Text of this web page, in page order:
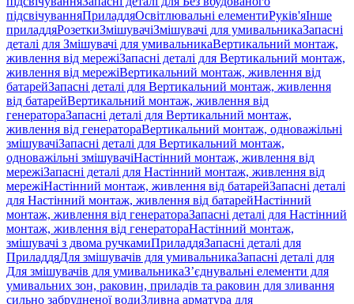
підсвічуванняПриладдяОсвітлювальні елементиРуків'яІнше
приладдяРозеткиЗмішувачіЗмішувачі для умивальникаЗапасні
деталі для Змішувачі для умивальникаВертикальний монтаж,
живлення від мережіЗапасні деталі для Вертикальний монтаж,
живлення від мережіВертикальний монтаж, живлення від
батарейЗапасні деталі для Вертикальний монтаж, живлення
від батарейВертикальний монтаж, живлення від
генератораЗапасні деталі для Вертикальний монтаж,
живлення від генератораВертикальний монтаж, одноважільні
змішувачіЗапасні деталі для Вертикальний монтаж,
одноважільні змішувачіНастінний монтаж, живлення від
мережіЗапасні деталі для Настінний монтаж, живлення від
мережіНастінний монтаж, живлення від батарейЗапасні деталі
для Настінний монтаж, живлення від батарейНастінний
монтаж, живлення від генератораЗапасні деталі для Настінний
монтаж, живлення від генератораНастінний монтаж,
змішувачі з двома ручкамиПриладдяЗапасні деталі для
ПриладдяДля змішувачів для умивальникаЗапасні деталі для
Для змішувачів для умивальникаЗ’єднувальні елементи для
умивальних зон, раковин, приладів та раковин для зливання
сильно забрудненої водиЗливна арматура для